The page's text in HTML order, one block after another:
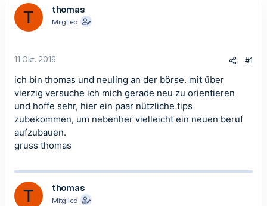
T thomas
Mitglied
11 Okt. 2016 #1
ich bin thomas und neuling an der börse. mit über
vierzig versuche ich mich gerade neu zu orientieren
und hoffe sehr, hier ein paar nützliche tips
zubekommen, um nebenher vielleicht ein neuen beruf
aufzubauen.
gruss thomas
T thomas
Mitglied